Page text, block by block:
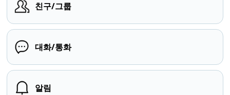
친구/그룹
대화/통화
알림